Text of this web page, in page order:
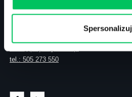
Spersonalizuj
tel.: 505 273 550